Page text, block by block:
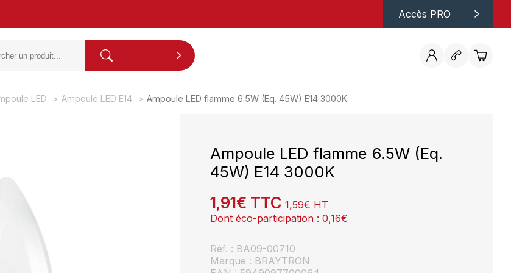
Accès PRO
LED Ampoule LED E14 Ampoule LED flamme 6.5W (Eq. 45W) E14 3000K
Ampoule LED flamme 6.5W (Eq.
45W) E14 3000K
1,91€ TTC 1,59€ HT
Dont éco-participation :0,16€
Réf. : BA09-00710
Marque : BRAYTRON